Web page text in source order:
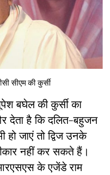
सीएम की कुर्सी
बघेल की कुर्सी का
है कि दलित-बहुजन
हो जाएं तो द्विज उनके
नहीं कर सकते हैं।
के एजेंडे राम